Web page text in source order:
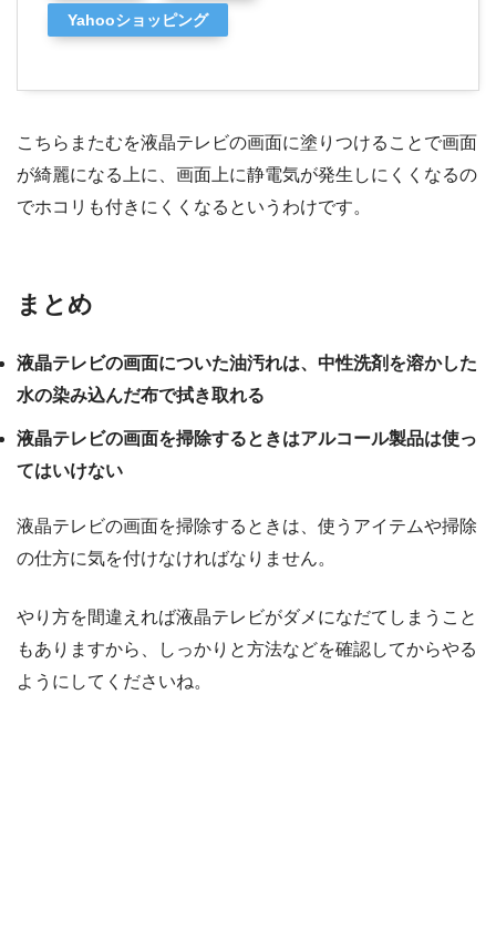
Yahooショッピング
こちらまたむを液晶テレビの画面に塗りつけることで画面
が綺麗になる上に、画面上に静電気が発生しにくくなるの
でホコリも付きにくくなるというわけです。
まとめ
液晶テレビの画面についた油汚れは、中性洗剤を溶かした
水の染み込んだ布で拭き取れる
液晶テレビの画面を掃除するときはアルコール製品は使っ
てはいけない
液晶テレビの画面を掃除するときは、使うアイテムや掃除
の仕方に気を付けなければなりません。
やり方を間違えれば液晶テレビがダメになだてしまうこと
もありますから、しっかりと方法などを確認してからやる
ようにしてくださいね。